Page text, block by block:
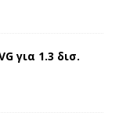
για 1.3 δισ.